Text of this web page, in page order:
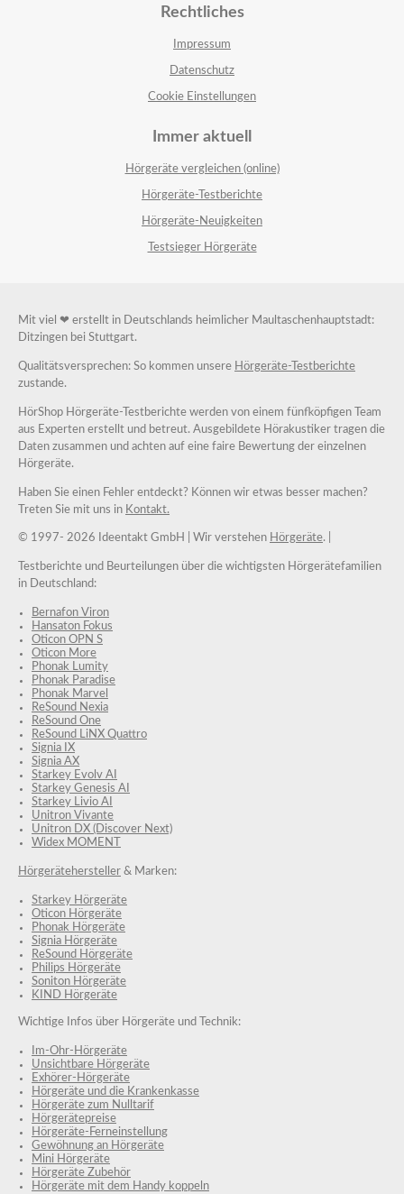
Rechtliches
Impressum
Datenschutz
Cookie Einstellungen
Immer aktuell
Hörgeräte vergleichen (online)
Hörgeräte-Testberichte
Hörgeräte-Neuigkeiten
Testsieger Hörgeräte
Mit viel ❤ erstellt in Deutschlands heimlicher Maultaschenhauptstadt:
Ditzingen bei Stuttgart.
Qualitätsversprechen: So kommen unsere Hörgeräte-Testberichte
zustande.
HörShop Hörgeräte-Testberichte werden von einem fünfköpfigen Team
aus Experten erstellt und betreut. Ausgebildete Hörakustiker tragen die
Daten zusammen und achten auf eine faire Bewertung der einzelnen
Hörgeräte.
Haben Sie einen Fehler entdeckt? Können wir etwas besser machen?
Treten Sie mit uns in Kontakt.
© 1997- 2026 Ideentakt GmbH | Wir verstehen Hörgeräte. |
Testberichte und Beurteilungen über die wichtigsten Hörgerätefamilien
in Deutschland:
Bernafon Viron
Hansaton Fokus
Oticon OPN S
Oticon More
Phonak Lumity
Phonak Paradise
Phonak Marvel
ReSound Nexia
ReSound One
ReSound LiNX Quattro
Signia IX
Signia AX
Starkey Evolv AI
Starkey Genesis AI
Starkey Livio AI
Unitron Vivante
Unitron DX (Discover Next)
Widex MOMENT
Hörgerätehersteller & Marken:
Starkey Hörgeräte
Oticon Hörgeräte
Phonak Hörgeräte
Signia Hörgeräte
ReSound Hörgeräte
Philips Hörgeräte
Soniton Hörgeräte
KIND Hörgeräte
Wichtige Infos über Hörgeräte und Technik:
Im-Ohr-Hörgeräte
Unsichtbare Hörgeräte
Exhörer-Hörgeräte
Hörgeräte und die Krankenkasse
Hörgeräte zum Nulltarif
Hörgerätepreise
Hörgeräte-Ferneinstellung
Gewöhnung an Hörgeräte
Mini Hörgeräte
Hörgeräte Zubehör
Hörgeräte mit dem Handy koppeln